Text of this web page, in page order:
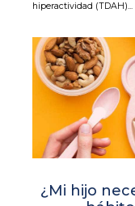
hiperactividad (TDAH)...
¿Mi hijo